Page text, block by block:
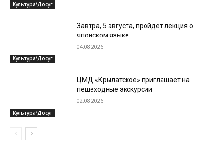
Культура/Досуг
Культура/Досуг
Завтра, 5 августа, пройдет лекция о
японском языке
04.08.2026
Культура/Досуг
ЦМД «Крылатское» приглашает на
пешеходные экскурсии
02.08.2026